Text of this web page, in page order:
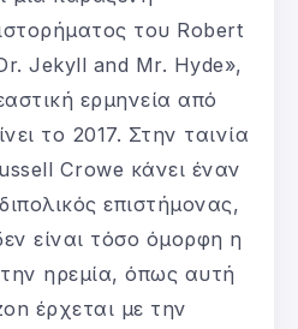
του Robert
Jekyll and Mr. Hyde»,
ερμηνεία από
το 2017. Στην ταινία
Crowe κάνει έναν
επιστήμονας,
είναι τόσο όμορφη η
ηρεμία, όπως αυτή
έρχεται με την